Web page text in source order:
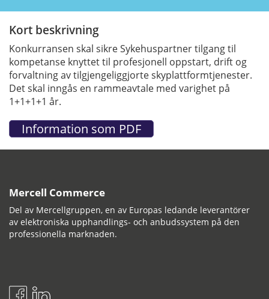
Kort beskrivning
Konkurransen skal sikre Sykehuspartner tilgang til
kompetanse knyttet til profesjonell oppstart, drift og
forvaltning av tilgjengeliggjorte skyplattformtjenester.
Det skal inngås en rammeavtale med varighet på
1+1+1+1 år.
Mercell Commerce
Del av Mercellgruppen, en av Europas ledande leverantörer
av elektroniska upphandlings- och anbudssystem på den
professionella marknaden.